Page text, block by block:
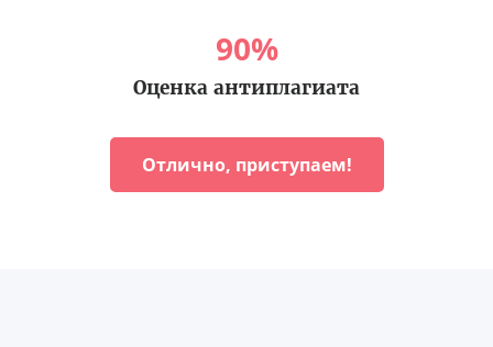
90%
Оценка антиплагиата
Отлично, приступаем!